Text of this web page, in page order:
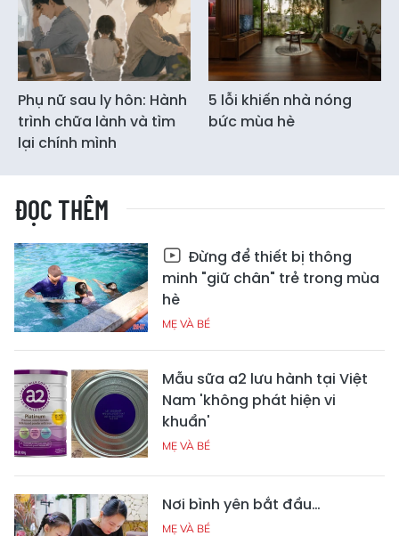
Phụ nữ sau ly hôn: Hành
trình chữa lành và tìm
lại chính mình
5 lỗi khiến nhà nóng
bức mùa hè
ĐỌC THÊM
Đừng để thiết bị thông
minh "giữ chân" trẻ trong mùa
hè
MẸ VÀ BÉ
Mẫu sữa a2 lưu hành tại Việt
Nam 'không phát hiện vi
khuẩn'
MẸ VÀ BÉ
Nơi bình yên bắt đầu…
MẸ VÀ BÉ